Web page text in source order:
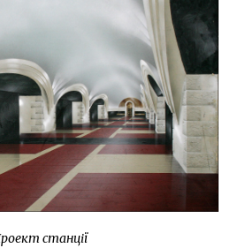
станції